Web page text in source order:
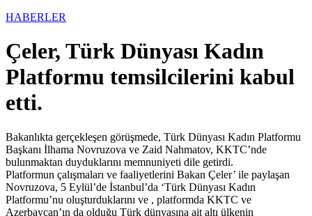
HABERLER
Çeler, Türk Dünyası Kadın
Platformu temsilcilerini kabul
etti.
Bakanlıkta gerçekleşen görüşmede, Türk Dünyası Kadın Platformu
Başkanı İlhama Novruzova ve Zaid Nahmatov, KKTC’nde
bulunmaktan duyduklarını memnuniyeti dile getirdi.
Platformun çalışmaları ve faaliyetlerini Bakan Çeler’ ile paylaşan
Novruzova, 5 Eylül’de İstanbul’da ‘Türk Dünyası Kadın
Platformu’nu oluşturduklarını ve , platformda KKTC ve
Azerbaycan’ın da olduğu Türk dünyasına ait altı ülkenin